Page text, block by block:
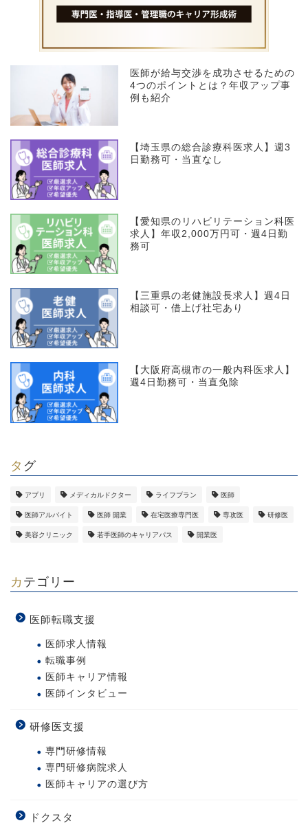
医師が給与交渉を成功させるための
4つのポイントとは？年収アップ事
例も紹介
【埼玉県の総合診療科医求人】週3
日勤務可・当直なし
【愛知県のリハビリテーション科医
求人】年収2,000万円可・週4日勤
務可
【三重県の老健施設長求人】週4日
相談可・借上げ社宅あり
【大阪府高槻市の一般内科医求人】
週4日勤務可・当直免除
タグ
アプリ メディカルドクター ライフプラン 医師
医師アルバイト 医師 開業 在宅医療専門医 専攻医 研修医
美容クリニック 若手医師のキャリアパス 開業医
カテゴリー
医師転職支援
医師求人情報
転職事例
医師キャリア情報
医師インタビュー
研修医支援
専門研修情報
専門研修病院求人
医師キャリアの選び方
ドクスタ